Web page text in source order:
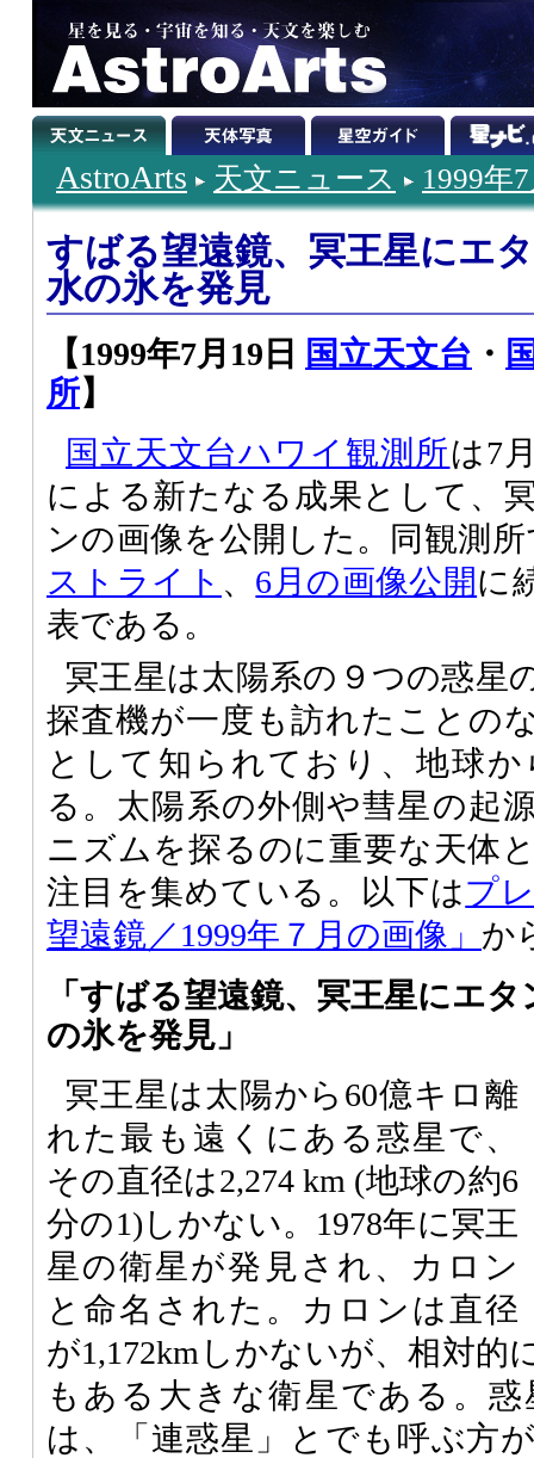
AstroArts 天文ニュース 1999年
すばる望遠鏡、冥王星にエ
水の氷を発見
【1999年7月19日 国立天文台 ・
所】
国立天文台ハワイ観測所は7
による新たなる成果として、
ンの画像を公開した。同観測
ストライト 、 6月の画像公開に
表である。
冥王星は太陽系の９つの惑星
探査機が一度も訪れたことの
として知られており、地球
る。太陽系の外側や彗星の起
ニズムを探るのに重要な天体
注目を集めている。以下はプ
望遠鏡／1999年７月の画像」 か
「すばる望遠鏡、冥王星にエ
の氷を発見」
冥王星は太陽から60億キロ離
れた最も遠くにある惑星で、
その直径は2,274 km (地球の約6
分の1)しかない。1978年に冥王
星の衛星が発見され、カロン
と命名された。カロンは直径
が1,172kmしかないが、相対的
もある大きな衛星である。
は、「連惑星」とでも呼ぶ方